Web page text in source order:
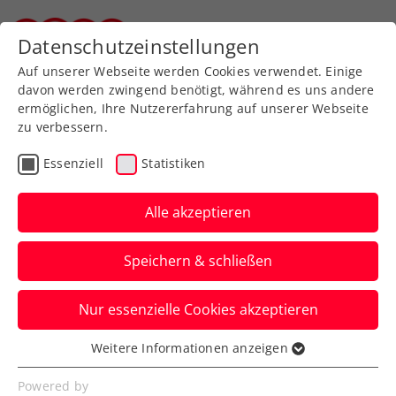
Zurück zur Newsübersicht
Turniere
ATP-Challenger Kigali:
Pichler kämpft um bisher
größten Doppeltitel
Das ÖTV-Ass steht in Ruanda das zweite
Mal auf dieser Turnierebene in einem
Doppelfinale.
Verfasst von: Manuel Wachta, 08.03.2024
Datenschutzeinstellungen
Auf unserer Webseite werden Cookies verwendet. Einige
davon werden zwingend benötigt, während es uns andere
ermöglichen, Ihre Nutzererfahrung auf unserer Webseite
zu verbessern.
Essenziell Statistiken
Alle akzeptieren
Speichern & schließen
Nur essenzielle Cookies akzeptieren
Essenziell
Essenzielle Cookies werden für grundlegende
Weitere Informationen anzeigen
Powered by